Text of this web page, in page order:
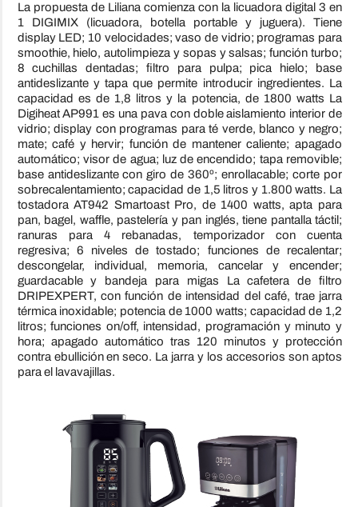
La propuesta de Liliana comienza con la licuadora digital 3 en
1 DIGIMIX (licuadora, botella portable y juguera). Tiene
display LED; 10 velocidades; vaso de vidrio; programas para
smoothie, hielo, autolimpieza y sopas y salsas; función turbo;
8 cuchillas dentadas; filtro para pulpa; pica hielo; base
antideslizante y tapa que permite introducir ingredientes. La
capacidad es de 1,8 litros y la potencia, de 1800 watts La
Digiheat AP991 es una pava con doble aislamiento interior de
vidrio; display con programas para té verde, blanco y negro;
mate; café y hervir; función de mantener caliente; apagado
automático; visor de agua; luz de encendido; tapa removible;
base antideslizante con giro de 360º; enrollacable; corte por
sobrecalentamiento; capacidad de 1,5 litros y 1.800 watts. La
tostadora AT942 Smartoast Pro, de 1400 watts, apta para
pan, bagel, waffle, pastelería y pan inglés, tiene pantalla táctil;
ranuras para 4 rebanadas, temporizador con cuenta
regresiva; 6 niveles de tostado; funciones de recalentar;
descongelar, individual, memoria, cancelar y encender;
guardacable y bandeja para migas La cafetera de filtro
DRIPEXPERT, con función de intensidad del café, trae jarra
térmica inoxidable; potencia de 1000 watts; capacidad de 1,2
litros; funciones on/off, intensidad, programación y minuto y
hora; apagado automático tras 120 minutos y protección
contra ebullición en seco. La jarra y los accesorios son aptos
para el lavavajillas.